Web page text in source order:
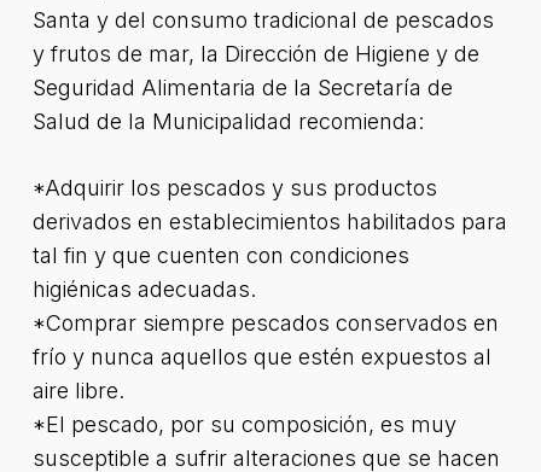
Santa y del consumo tradicional de pescados
y frutos de mar, la Dirección de Higiene y de
Seguridad Alimentaria de la Secretaría de
Salud de la Municipalidad recomienda:
*Adquirir los pescados y sus productos
derivados en establecimientos habilitados para
tal fin y que cuenten con condiciones
higiénicas adecuadas.
*Comprar siempre pescados conservados en
frío y nunca aquellos que estén expuestos al
aire libre.
*El pescado, por su composición, es muy
susceptible a sufrir alteraciones que se hacen